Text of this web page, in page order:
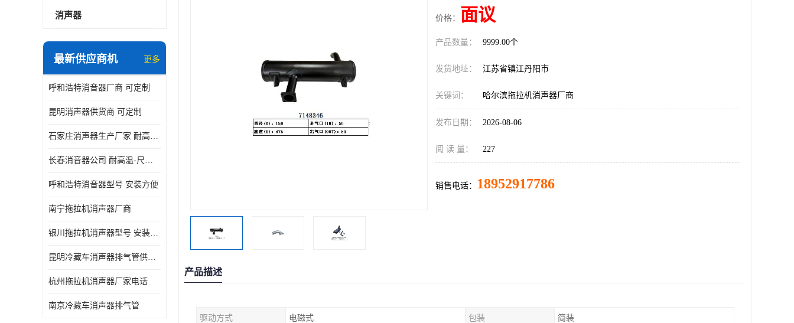
消声器
最新供应商机 更多
呼和浩特消音器厂商 可定制
昆明消声器供货商 可定制
石家庄消声器生产厂家 耐高温-尺寸可定制
长春消音器公司 耐高温-尺寸可定制
呼和浩特消音器型号 安装方便
南宁拖拉机消声器厂商
银川拖拉机消声器型号 安装方便
昆明冷藏车消声器排气管供货商 可定制
杭州拖拉机消声器厂家电话
南京冷藏车消声器排气管
价格： 面议
产品数量： 9999.00个
发货地址： 江苏省镇江丹阳市
关键词： 哈尔滨拖拉机消声器厂商
发布日期： 2026-08-06
阅 读 量： 227
销售电话： 18952917786
产品描述
驱动方式 电磁式 包装 简装